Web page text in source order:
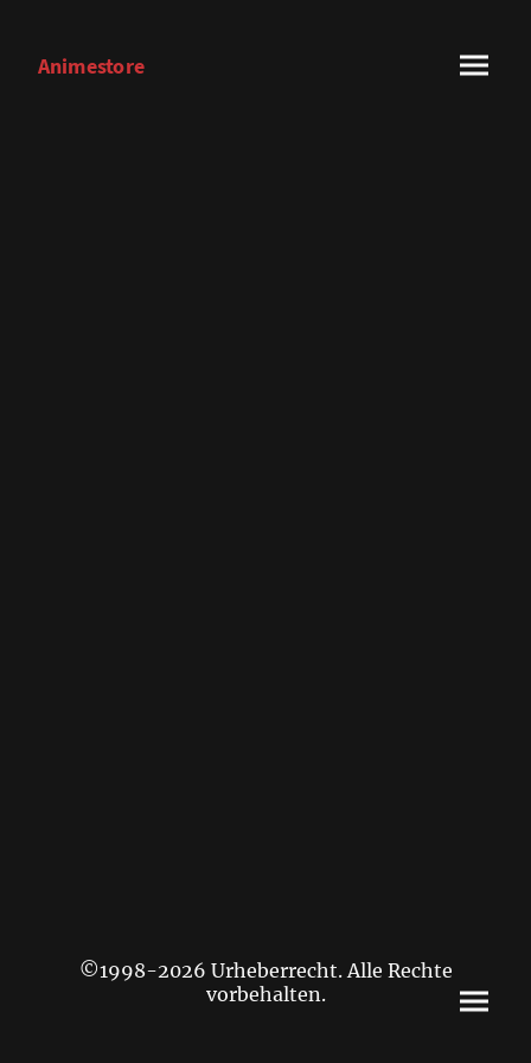
Animestore
©1998-2026 Urheberrecht. Alle Rechte
vorbehalten.